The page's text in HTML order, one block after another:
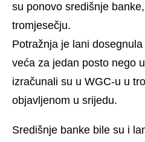
su ponovo središnje
tromjesečju.
Potražnja je lani dosegnula
veća za jedan posto nego
izračunali su u WGC-u u
objavljenom u srijedu.
Središnje banke bile su i